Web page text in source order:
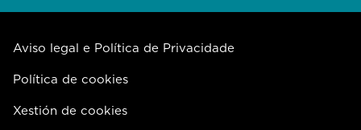
Aviso legal e Política de Privacidade
Política de cookies
Xestión de cookies